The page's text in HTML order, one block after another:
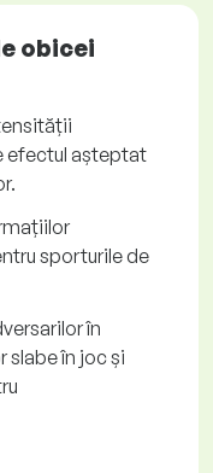
obicei
efectul așteptat
sporturile de
în
slabe în joc și